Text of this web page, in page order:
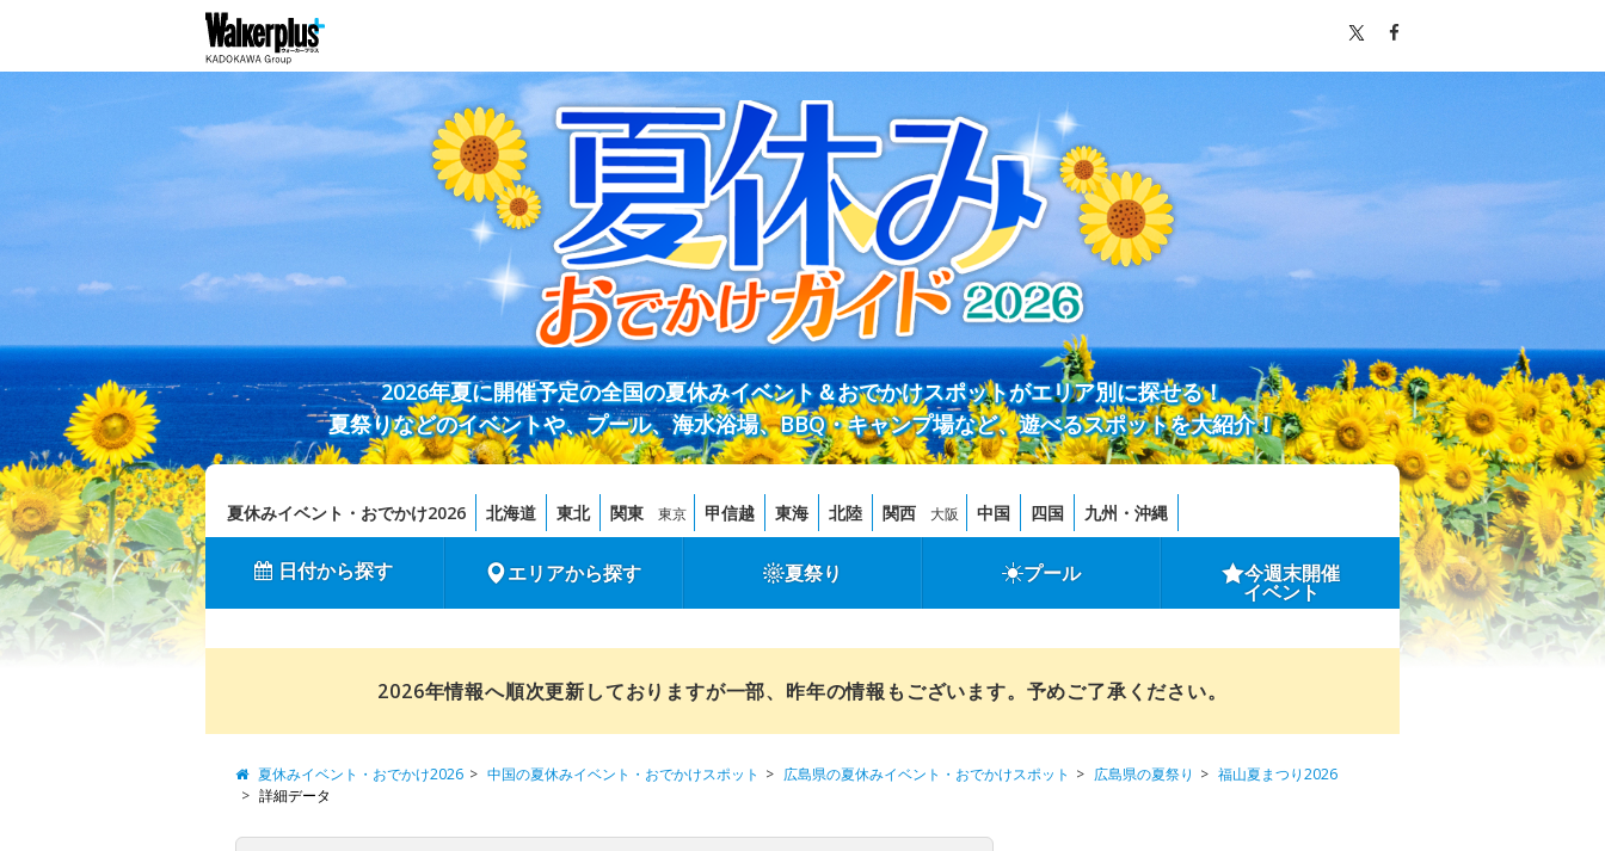
2026年夏に開催予定の全国の夏休みイベント＆おでかけスポットがエリア別に探せる！
夏祭りなどのイベントや、プール、海水浴場、BBQ・キャンプ場など、遊べるスポットを大紹介！
夏休みイベント・おでかけ2026 北海道 東北 関東 東京 甲信越 東海 北陸 関西 大阪 中国 四国 九州・沖縄
日付から探す エリアから探す 夏祭り プール 今週末開催
イベント
2026年情報へ順次更新しておりますが一部、昨年の情報もございます。予めご了承ください。
夏休みイベント・おでかけ2026 中国の夏休みイベント・おでかけスポット 広島県の夏休みイベント・おでかけスポット 広島県の夏祭り
福山夏まつり2026
詳細データ